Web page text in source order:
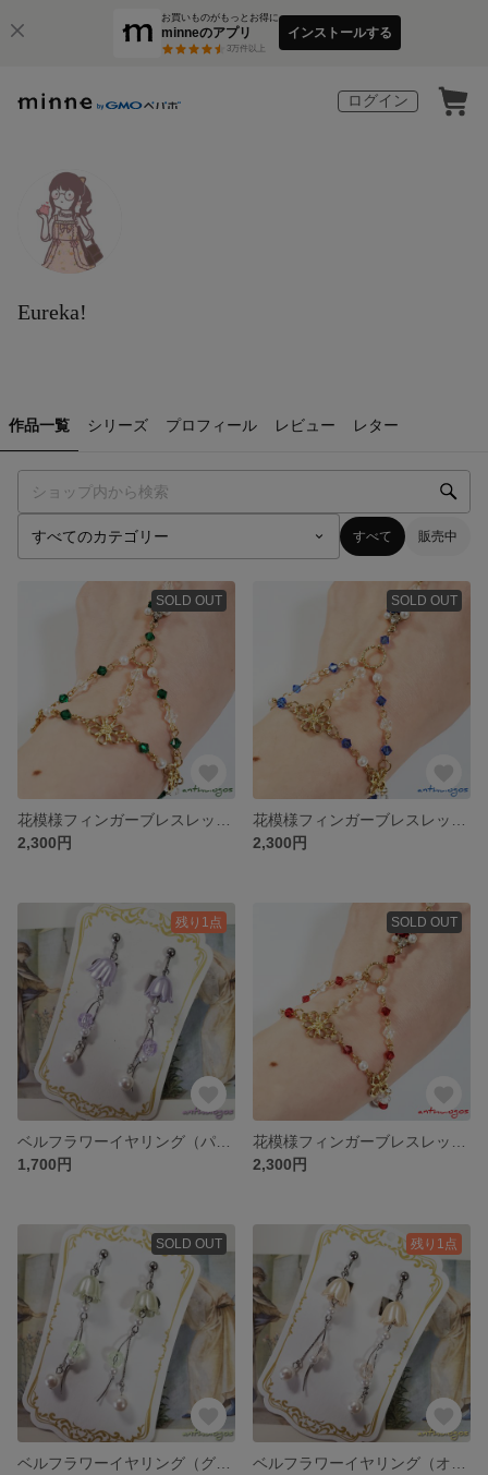
お買いものがもっとお得に
minneのアプリ
3万件以上
インストールする
ログイン
Eureka!
作品一覧 シリーズ プロフィール レビュー レター
すべて 販売中
SOLD OUT
2,300円
SOLD OUT
2,300円
残り1点
1,700円
SOLD OUT
2,300円
SOLD OUT 残り1点